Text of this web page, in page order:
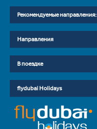
Рекомендуемые направления:
Направления
В поездке
flydubai Holidays